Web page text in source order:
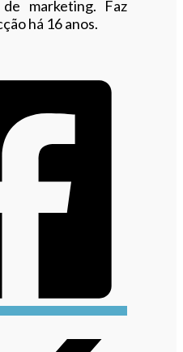
marketing. Faz
há 16 anos.